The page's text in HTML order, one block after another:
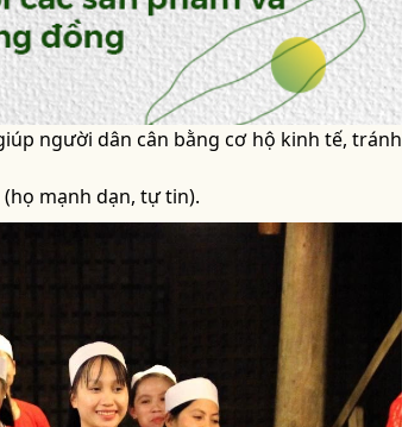
người dân cân bằng cơ hộ kinh tế, tránh
mạnh dạn, tự tin).